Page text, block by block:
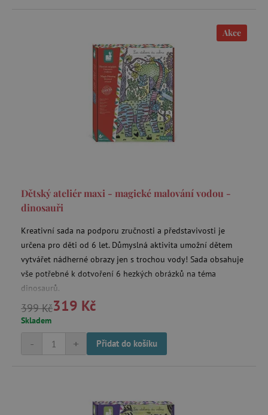
Akce
Dětský ateliér maxi - magické malování vodou -
dinosauři
Kreativní sada na podporu zručnosti a představivosti je
určena pro děti od 6 let. Důmyslná aktivita umožní dětem
vytvářet nádherné obrazy jen s trochou vody! Sada obsahuje
vše potřebné k dotvoření 6 hezkých obrázků na téma
dinosaurů.
399 Kč319 Kč
Skladem
+
- Přidat do košíku